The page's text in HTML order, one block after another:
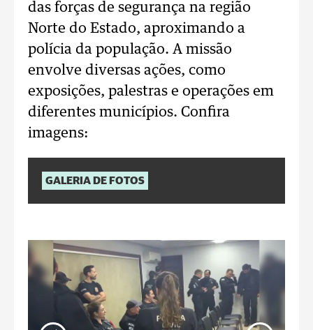
das forças de segurança na região
Norte do Estado, aproximando a
polícia da população. A missão
envolve diversas ações, como
exposições, palestras e operações em
diferentes municípios. Confira
imagens:
GALERIA DE FOTOS